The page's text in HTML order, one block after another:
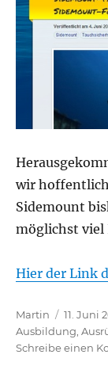
wir hoffentlich
Sidemount
möglichst viel
Hier der Link
Autor
Martin
am
11. Juni
Ausbildung ,
Schreibe einen